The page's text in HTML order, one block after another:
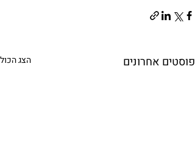
פוסטים אחרונים הצג הכול